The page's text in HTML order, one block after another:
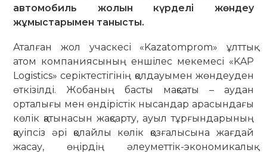
автомобиль жолын күрделі жөндеу
жұмыстарымен танысты.
Аталған жол учаскесі «Kazatomprom» ұлттық
атом компаниясының еншілес мекемесі «KAP
Logistics» серіктестігінің қолдауымен жөндеуден
өткізілді. Жобаның басты мақсаты – аудан
орталығы мен өндірістік нысандар арасындағы
көлік қатынасын жақсарту, ауыл тұрғындарының
қауіпсіз әрі қолайлы көлік қозғалысына жағдай
жасау, өңірдің әлеуметтік-экономикалық